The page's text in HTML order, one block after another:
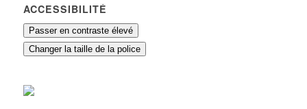
ACCESSIBILITÉ
Passer en contraste élevé
Changer la taille de la police